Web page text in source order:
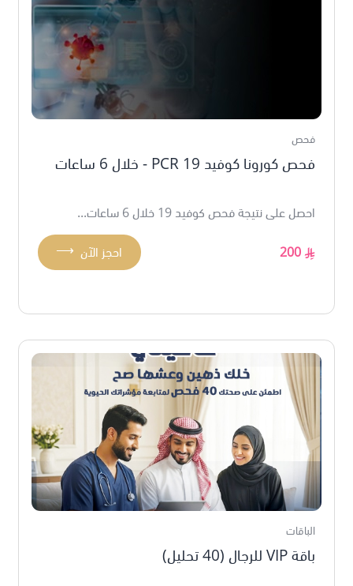
فحص
فحص كورونا كوفيد 19 PCR - خلال 6 ساعات
احصل على نتيجة فحص كوفيد 19 خلال 6 ساعات...
200
⟶ احجز الآن
الباقات
باقة VIP للرجال (40 تحليل)